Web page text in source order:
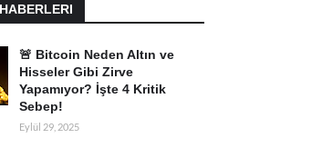
🚨 Bitcoin Neden Altın ve
Hisseler Gibi Zirve
Yapamıyor? İşte 4 Kritik
Sebep!
Eylül 29, 2025